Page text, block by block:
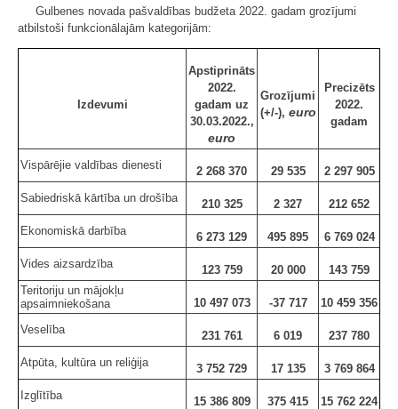
Gulbenes novada pašvaldības budžeta 2022. gadam grozījumi
atbilstoši funkcionālajām kategorijām:
Izdevumi
Apstiprināts
2022.
gadam uz
30.03.2022.,
euro
Grozījumi
(+/-), euro
Precizēts
2022.
gadam
Vispārējie valdības dienesti 2 268 370 29 535
2 297 905
Sabiedriskā kārtība un drošība
210 325 2 327
212 652
Ekonomiskā darbība
6 273 129 495 895
6 769 024
Vides aizsardzība
123 759 20 000
143 759
Teritoriju un mājokļu
apsaimniekošana
10 497 073 -37 717
10 459 356
Veselība
231 761 6 019
237 780
Atpūta, kultūra un reliģija
3 752 729 17 135
3 769 864
Izglītība
15 386 809 375 415
15 762 224